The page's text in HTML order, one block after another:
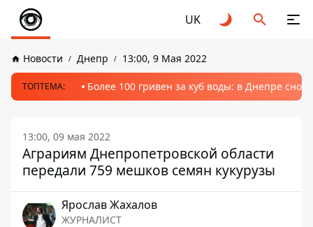
UK
Новости Днепр 13:00, 9 Мая 2022
ТОПТЕМА: Более 100 гривен за куб воды: в Днепре
13:00, 09 мая 2022
Аграриям Днепропетровской области
передали 759 мешков семян кукурузы
Ярослав Жахалов
ЖУРНАЛИСТ